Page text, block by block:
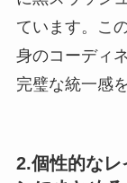
ています。こ
身のコーディ
完璧な統一感
2.個性的なレ